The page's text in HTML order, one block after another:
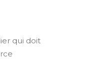
qui doit